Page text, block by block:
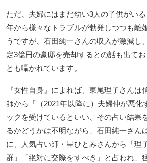
ただ、夫婦にはまだ幼い3人の子供がい
年から様々なトラブルが勃発しつつも離
うですが、石田純一さんの収入が激減し
定3億円の豪邸を売却するとの話も出て
とも囁かれています。
『女性自身』によれば、東尾理子さんは
師から「（2021年以降に）夫婦仲が悪化
ックを受けているといい、その占い結果
るかどうかは不明ながら、石田純一さん
に、人気占い師・星ひとみさんから「理
群」「絶対に交際をすべき」と占われ、